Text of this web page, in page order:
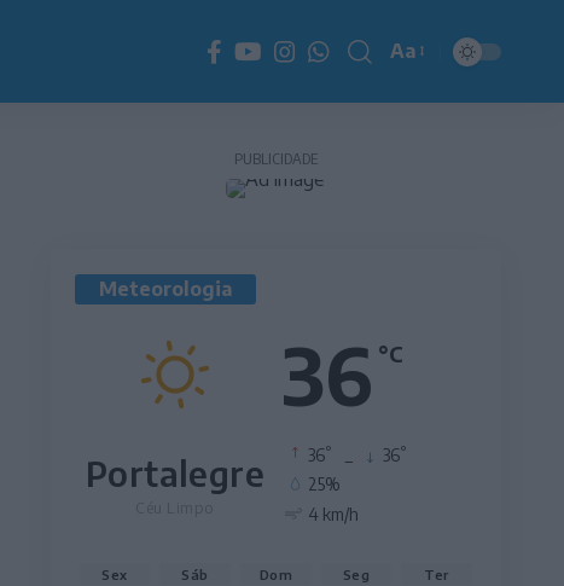
Redimensionador
de
Aa
PUBLICIDADE
Meteorologia
36 °C
Portalegre 36° 36°
25%
4 km/h
Sex Sáb Dom Seg Ter